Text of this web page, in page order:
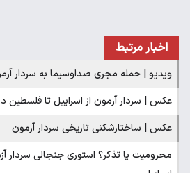
اخبار مرتبط
ویدیو | حمله مجری صداوسیما به سردار
عکس | سردار آزمون از اسراییل تا
عکس | ساختارشکنی تاریخی سردار آزمون
محرومیت یا تذکر؟ استوری جنجالی سردار